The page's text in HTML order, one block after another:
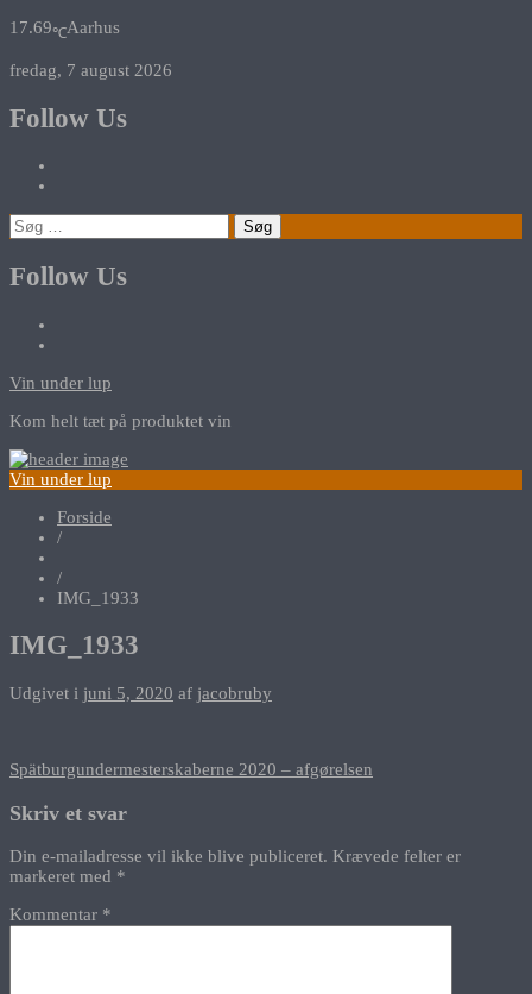
17.69℃Aarhus
fredag, 7 august 2026
Follow Us
Søg
efter:
Follow Us
Vin under lup
Kom helt tæt på produktet vin
Vin under lup
Forside
/
/
IMG_1933
IMG_1933
Udgivet i juni 5, 2020 af jacobruby
Indlægsnavigation
Spätburgundermesterskaberne 2020 – afgørelsen
Skriv et svar
Din e-mailadresse vil ikke blive publiceret. Krævede felter er
markeret med *
Kommentar *